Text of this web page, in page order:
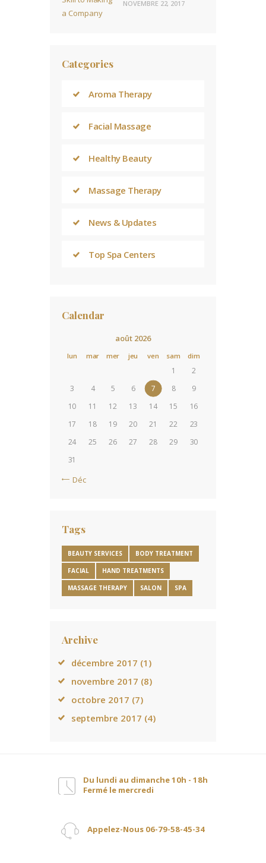
NOVEMBRE 22, 2017
Categories
Aroma Therapy
Facial Massage
Healthy Beauty
Massage Therapy
News & Updates
Top Spa Centers
Calendar
août 2026
lun mar mer jeu ven sam dim
1
2
3
4 5 6 7 8
9
10
11 12 13 14 15
16
17
18 19 20 21 22
23
24
25 26 27 28 29
30
31
« Déc
Tags
BEAUTY SERVICES BODY TREATMENT
FACIAL HAND TREATMENTS
MASSAGE THERAPY SALON SPA
Archive
décembre 2017 (1)
novembre 2017 (8)
octobre 2017 (7)
septembre 2017 (4)
Du lundi au dimanche 10h - 18h
Fermé le mercredi
Appelez-Nous 06-79-58-45-34